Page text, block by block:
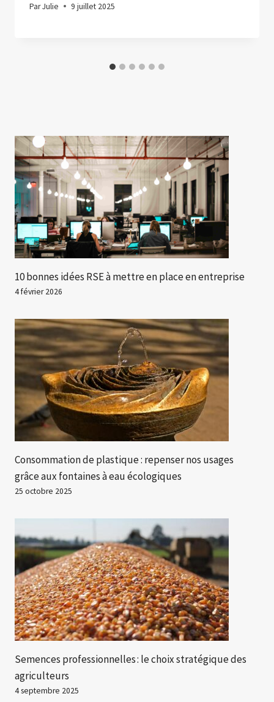
ParJulie 9 juillet 2025
10 bonnes idées RSE à mettre en place en entreprise
4 février 2026
Consommation de plastique : repenser nos usages
grâce aux fontaines à eau écologiques
25 octobre 2025
Semences professionnelles : le choix stratégique des
agriculteurs
4 septembre 2025